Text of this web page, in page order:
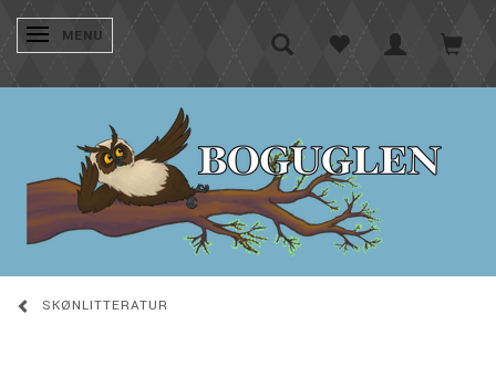
SKIFTE NAVIGATION
MENU
SKØNLITTERATUR